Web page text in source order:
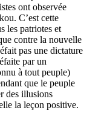
ont observée
C’est cette
les patriotes et
contre la nouvelle
pas une dictature
par un
à tout peuple)
que le peuple
des illusions
la leçon positive.